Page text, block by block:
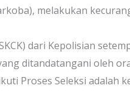
melakukan
dari Kepolisian
ditandatangani oleh
Proses Seleksi adalah